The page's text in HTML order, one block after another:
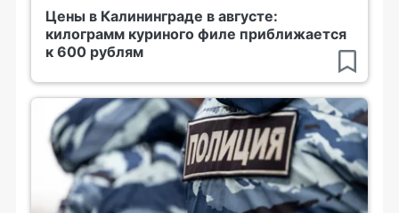
Цены в Калининграде в августе:
килограмм куриного филе приближается
к 600 рублям